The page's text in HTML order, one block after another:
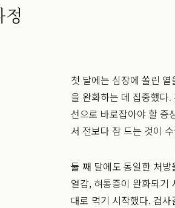
정
첫 달에는 심장에 쏠린
을 완화하는 데 집중했다
선으로 바로잡아야 할 증
서 전보다 잠 드는 것이
둘 째 달에도 동일한 처
열감, 혀통증이 완화되기
대로 먹기 시작했다. 검